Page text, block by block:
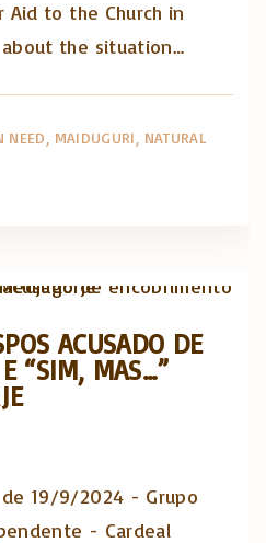
to the Church in
the situation…
NEED MAIDUGURI
NATURAL
ACUSADO DE
“SIM, MAS…”
19/9/2024 - Grupo
- Cardeal